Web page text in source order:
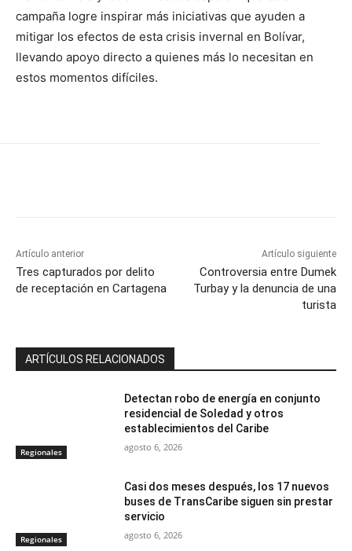
campaña logre inspirar más iniciativas que ayuden a
mitigar los efectos de esta crisis invernal en Bolívar,
llevando apoyo directo a quienes más lo necesitan en
estos momentos difíciles.
Artículo anterior
Tres capturados por delito
de receptación en Cartagena
Artículo siguiente
Controversia entre Dumek
Turbay y la denuncia de una
turista
ARTÍCULOS RELACIONADOS
Regionales
Detectan robo de energía en conjunto
residencial de Soledad y otros
establecimientos del Caribe
agosto 6, 2026
Regionales
Casi dos meses después, los 17 nuevos
buses de TransCaribe siguen sin prestar
servicio
agosto 6, 2026